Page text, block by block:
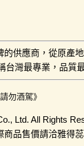
供應商，從原產
灣最專業，品質
勿酒駕》
Ltd. All Rights
商品售價請洽雅得